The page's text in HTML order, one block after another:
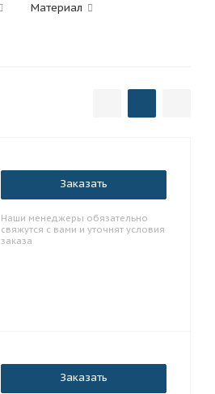
Материал
Заказать
Наши менеджеры обязательно
свяжутся с вами и уточнят условия
заказа
Заказать